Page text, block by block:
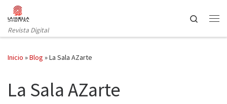
Saltar al contenido
Revista Digital
Search
Inicio »Blog »La Sala AZarte
La Sala AZarte